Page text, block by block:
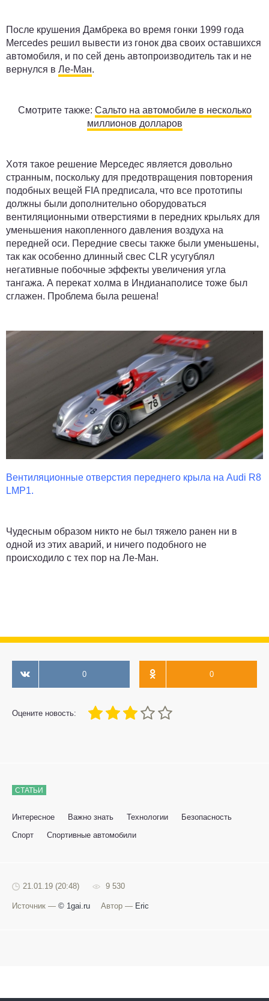
После крушения Дамбрека во время гонки 1999 года
Mercedes решил вывести из гонок два своих оставшихся
автомобиля, и по сей день автопроизводитель так и не
вернулся в Ле-Ман.
Смотрите также: Сальто на автомобиле в несколько
миллионов долларов
Хотя такое решение Мерседес является довольно
странным, поскольку для предотвращения повторения
подобных вещей FIA предписала, что все прототипы
должны были дополнительно оборудоваться
вентиляционными отверстиями в передних крыльях для
уменьшения накопленного давления воздуха на
передней оси. Передние свесы также были уменьшены,
так как особенно длинный свес CLR усугублял
негативные побочные эффекты увеличения угла
тангажа. А перекат холма в Индианаполисе тоже был
сглажен. Проблема была решена!
Вентиляционные отверстия переднего крыла на Audi R8
LMP1.
Чудесным образом никто не был тяжело ранен ни в
одной из этих аварий, и ничего подобного не
происходило с тех пор на Ле-Ман.
0 0
Оцените новость:
60
1 3 4 5
СТАТЬИ
Интересное Важно знать Технологии
Безопасность
Спорт
Спортивные автомобили
21.01.19 (20:48) 9 530
Источник — © 1gai.ru Автор — Eric